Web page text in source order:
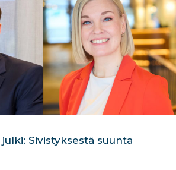
Sivistyksestä suunta